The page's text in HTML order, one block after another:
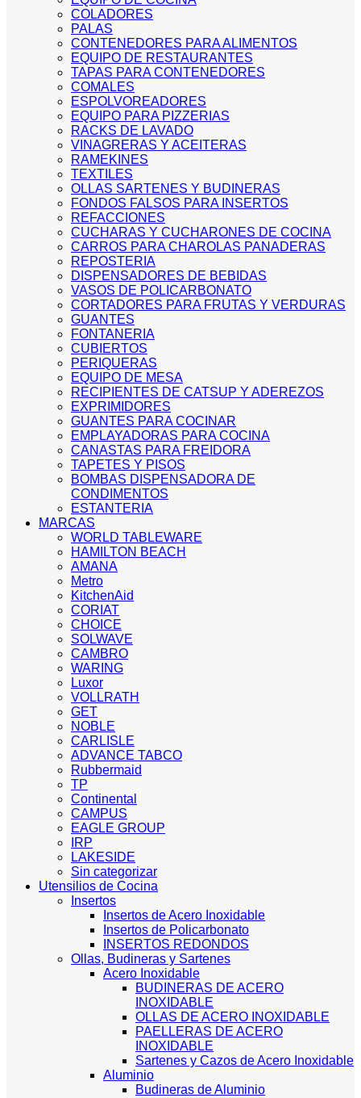
COLADORES
PALAS
CONTENEDORES PARA ALIMENTOS
EQUIPO DE RESTAURANTES
TAPAS PARA CONTENEDORES
COMALES
ESPOLVOREADORES
EQUIPO PARA PIZZERIAS
RACKS DE LAVADO
VINAGRERAS Y ACEITERAS
RAMEKINES
TEXTILES
OLLAS SARTENES Y BUDINERAS
FONDOS FALSOS PARA INSERTOS
REFACCIONES
CUCHARAS Y CUCHARONES DE COCINA
CARROS PARA CHAROLAS PANADERAS
REPOSTERIA
DISPENSADORES DE BEBIDAS
VASOS DE POLICARBONATO
CORTADORES PARA FRUTAS Y VERDURAS
GUANTES
FONTANERIA
CUBIERTOS
PERIQUERAS
EQUIPO DE MESA
RECIPIENTES DE CATSUP Y ADEREZOS
EXPRIMIDORES
GUANTES PARA COCINAR
EMPLAYADORAS PARA COCINA
CANASTAS PARA FREIDORA
TAPETES Y PISOS
BOMBAS DISPENSADORA DE
CONDIMENTOS
ESTANTERIA
MARCAS
WORLD TABLEWARE
HAMILTON BEACH
AMANA
Metro
KitchenAid
CORIAT
CHOICE
SOLWAVE
CAMBRO
WARING
Luxor
VOLLRATH
GET
NOBLE
CARLISLE
ADVANCE TABCO
Rubbermaid
TP
Continental
CAMPUS
EAGLE GROUP
IRP
LAKESIDE
Sin categorizar
Utensilios de Cocina
Insertos
Insertos de Acero Inoxidable
Insertos de Policarbonato
INSERTOS REDONDOS
Ollas, Budineras y Sartenes
Acero Inoxidable
BUDINERAS DE ACERO
INOXIDABLE
OLLAS DE ACERO INOXIDABLE
PAELLERAS DE ACERO
INOXIDABLE
Sartenes y Cazos de Acero Inoxidable
Aluminio
Budineras de Aluminio